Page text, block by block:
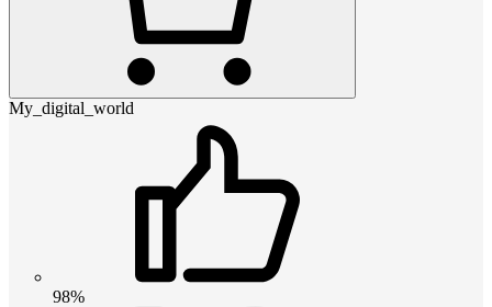
My_digital_world
98%